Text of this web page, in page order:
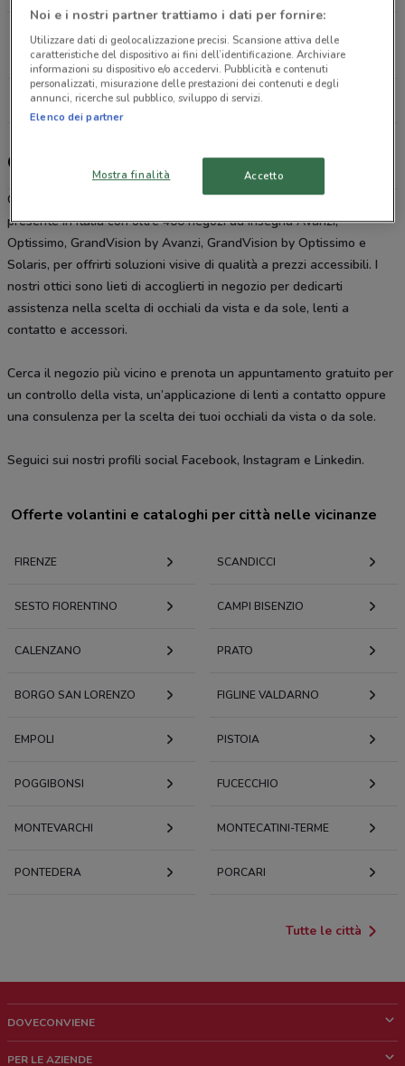
Corso G. Mazzoni, 50 - 60 Prato
16.8 km
CHIUSO
Tutti i negozi GrandVision
GrandVision, offerte e negozi
GrandVision, retailer internazionale nel settore dell’ottica, è
presente in Italia con oltre 400 negozi ad insegna Avanzi,
Optissimo, GrandVision by Avanzi, GrandVision by Optissimo e
Solaris, per offrirti soluzioni visive di qualità a prezzi accessibili. I
nostri ottici sono lieti di accoglierti in negozio per dedicarti
assistenza nella scelta di occhiali da vista e da sole, lenti a
contatto e accessori.
Cerca il negozio più vicino e prenota un appuntamento gratuito per
un controllo della vista, un’applicazione di lenti a contatto oppure
una consulenza per la scelta dei tuoi occhiali da vista o da sole.
Seguici sui nostri profili social Facebook, Instagram e Linkedin.
Offerte volantini e cataloghi per città nelle vicinanze
FIRENZE SCANDICCI
SESTO FIORENTINO CAMPI BISENZIO
CALENZANO PRATO
BORGO SAN LORENZO FIGLINE VALDARNO
EMPOLI PISTOIA
POGGIBONSI FUCECCHIO
MONTEVARCHI MONTECATINI-TERME
PONTEDERA PORCARI
Tutte le città
DOVECONVIENE
PER LE AZIENDE
Noi e i nostri partner trattiamo i dati per fornire:
Utilizzare dati di geolocalizzazione precisi. Scansione attiva delle
caratteristiche del dispositivo ai fini dell’identificazione. Archiviare
informazioni su dispositivo e/o accedervi. Pubblicità e contenuti
personalizzati, misurazione delle prestazioni dei contenuti e degli
annunci, ricerche sul pubblico, sviluppo di servizi.
Elenco dei partner
Mostra finalità Accetto